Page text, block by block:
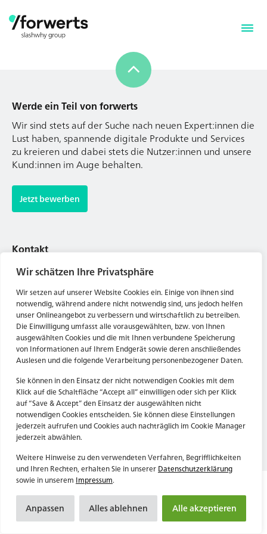
Wir schätzen Ihre Privatsphäre
Wir setzen auf unserer Website Cookies ein. Einige von ihnen sind
notwendig, während andere nicht notwendig sind, uns jedoch helfen
unser Onlineangebot zu verbessern und wirtschaftlich zu betreiben.
Die Einwilligung umfasst alle vorausgewählten, bzw. von Ihnen
ausgewählten Cookies und die mit Ihnen verbundene Speicherung
von Informationen auf Ihrem Endgerät sowie deren anschließendes
Auslesen und die folgende Verarbeitung personenbezogener Daten.
Sie können in den Einsatz der nicht notwendigen Cookies mit dem
Klick auf die Schaltfläche “Accept all” einwilligen oder sich per Klick
auf “Save & Accept” den Einsatz der ausgewählten nicht
notwendigen Cookies entscheiden. Sie können diese Einstellungen
jederzeit aufrufen und Cookies auch nachträglich im Cookie Manager
jederzeit abwählen.
Weitere Hinweise zu den verwendeten Verfahren, Begrifflichkeiten
und Ihren Rechten, erhalten Sie in unsererDatenschutzerklärung
sowie in unserem Impressum.
Anpassen Alles ablehnen Alle akzeptieren
Werde ein Teil von forwerts
Wir sind stets auf der Suche nach neuen Expert:innen die
Lust haben, spannende digitale Produkte und Services
zu kreieren und dabei stets die Nutzer:innen und unsere
Jetzt bewerben
Tel. Zentrale: +49 (69) 27273681
E-Mail: kontakt@forwerts.com
60311 Frankfurt am Main
74072 Heilbronn
→ Anfahrtsplan Heilbronn
Datenschutzerklärung
Impressum
Werde ein Teil von forwerts
Wir sind stets auf der Suche nach neuen Expert:innen die
Lust haben, spannende digitale Produkte und Services
zu kreieren und dabei stets die Nutzer:innen und unsere
Kund:innen im Auge behalten.
Jetzt bewerben
Kontakt
Tel. Zentrale: +49 (69) 27273681
E-Mail: kontakt@forwerts.com
FFM – Friedensstraße 11
60311 Frankfurt am Main
→ Anfahrtsplan Frankfurt
HN – Gymnasiumstraße 35
74072 Heilbronn
→ Anfahrtsplan Heilbronn
Datenschutzerklärung
Impressum